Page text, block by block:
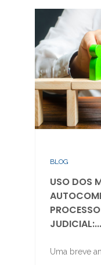
BLOG
USO DOS
JUDICIAL:...
Uma breve